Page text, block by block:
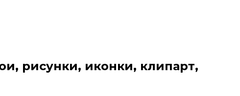
рисунки, иконки, клипарт,